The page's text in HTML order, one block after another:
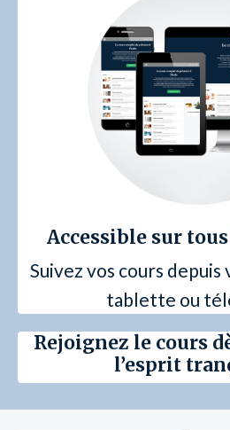
Accessible sur
Suivez vos cours
tablette ou
Rejoignez le cours
l’esprit